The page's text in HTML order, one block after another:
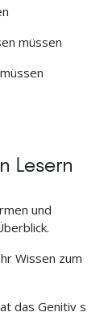
müssen
Lesern
und
Wissen zum
das Genitiv s